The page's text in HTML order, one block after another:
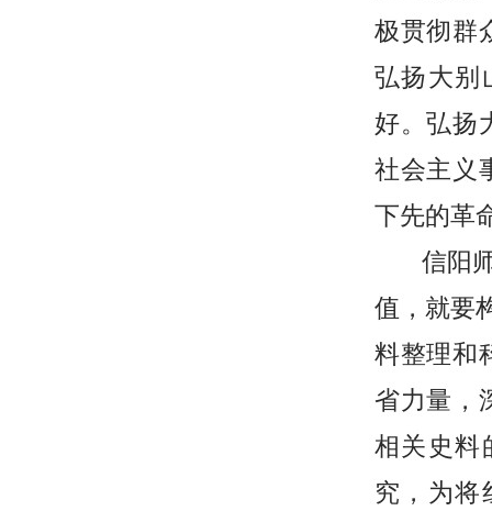
极贯彻群
弘扬大别
好。弘扬
社会主义
下先的革
信阳
值，就要
料整理和
省力量，
相关史料
究，为将